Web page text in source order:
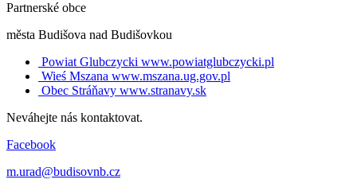
Partnerské obce
města Budišova nad Budišovkou
Powiat Glubczycki www.powiatglubczycki.pl
Wieś Mszana www.mszana.ug.gov.pl
Obec Stráňavy www.stranavy.sk
Neváhejte nás kontaktovat.
Facebook
m.urad@budisovnb.cz